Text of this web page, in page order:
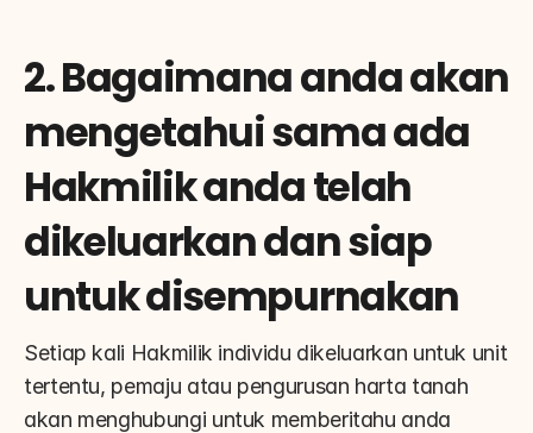
2. Bagaimana anda akan
mengetahui sama ada
Hakmilik anda telah
dikeluarkan dan siap
untuk disempurnakan
Setiap kali Hakmilik individu dikeluarkan untuk unit
tertentu, pemaju atau pengurusan harta tanah
akan menghubungi untuk memberitahu anda